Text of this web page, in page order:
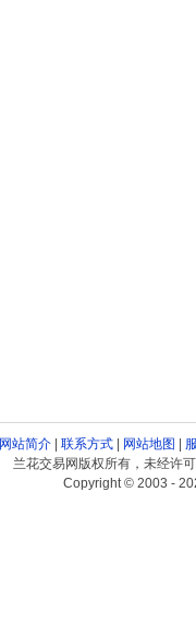
网站简介| 联系方式| 网站地图
兰花交易网版权所有，未经许
Copyright © 2003 -